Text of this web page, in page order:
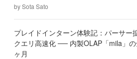
bySota Sato
プレイドインターン体験記：パーサー
クエリ高速化 ── 内製OLAP「mila」
ヶ月